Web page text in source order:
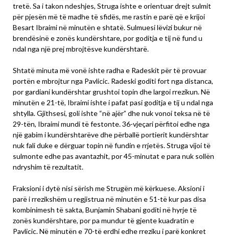
tretë. Sa i takon ndeshjes, Struga ishte e orientuar drejt sulmit
për pjesën më të madhe të sfidës, me rastin e parë që e krijoi
Besart Ibraimi në minutën e shtatë. Sulmuesi lëvizi bukur në
brendësinë e zonës kundërshtare, por goditja e tij në fund u
ndal nga një prej mbrojtësve kundërshtarë.
Shtatë minuta më vonë ishte radha e Radeskit për të provuar
portën e mbrojtur nga Pavlicic. Radeski goditi fort nga distanca,
por gardiani kundërshtar grushtoi topin dhe largoi rrezikun. Në
minutën e 21-të, Ibraimi ishte i pafat pasi goditja e tij u ndal nga
shtylla. Gjithsesi, goli ishte “në ajër” dhe nuk vonoi teksa në të
29-tën, Ibraimi mundi të festonte. 36-vjeçari përfitoi edhe nga
një gabim i kundërshtarëve dhe përballë portierit kundërshtar
nuk fali duke e dërguar topin në fundin e rrjetës. Struga vijoi të
sulmonte edhe pas avantazhit, por 45-minutat e para nuk sollën
ndryshim të rezultatit.
Fraksioni i dytë nisi sërish me Strugën më kërkuese. Aksioni i
parë i rrezikshëm u regjistrua në minutën e 51-të kur pas disa
kombinimesh të sakta, Bunjamin Shabani goditi në hyrje të
zonës kundërshtare, por pa mundur të gjente kuadratin e
Pavlicic. Në minutën e 70-të erdhi edhe rreziku i parë konkret